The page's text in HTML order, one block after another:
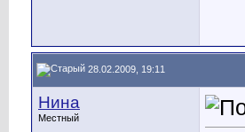
28.02.2009, 19:11
Нина
Местный